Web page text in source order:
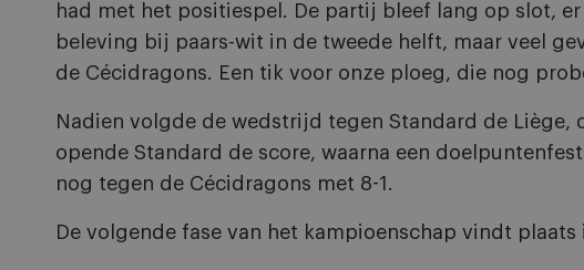
had met het positiespel. De partij bleef lang op slot,
beleving bij paars-wit in de tweede helft, maar veel
de Cécidragons. Een tik voor onze ploeg, die nog
Nadien volgde de wedstrijd tegen Standard de
opende Standard de score, waarna een
nog tegen de Cécidragons met 8-1.
De volgende fase van het kampioenschap vindt